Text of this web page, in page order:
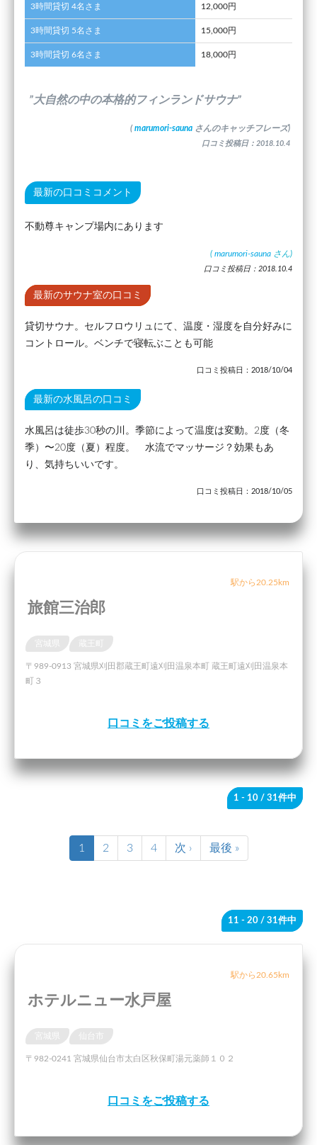
3時間貸切 4名さま 12,000円
3時間貸切 5名さま 15,000円
3時間貸切 6名さま 18,000円
”大自然の中の本格的フィンランドサウナ”
( marumori-sauna さんのキャッチフレーズ)
口コミ投稿日：2018.10.4
最新の口コミコメント
不動尊キャンプ場内にあります
( marumori-sauna さん)
口コミ投稿日：2018.10.4
最新のサウナ室の口コミ
貸切サウナ。セルフロウリュにて、温度・湿度を自分好みに
コントロール。ベンチで寝転ぶことも可能
口コミ投稿日：2018/10/04
最新の水風呂の口コミ
水風呂は徒歩30秒の川。季節によって温度は変動。2度（冬
季）〜20度（夏）程度。 水流でマッサージ？効果もあ
り、気持ちいいです。
口コミ投稿日：2018/10/05
駅から20.25km
旅館三治郎
〒989-0913 宮城県刈田郡蔵王町遠刈田温泉本町 蔵王町遠刈田温泉本
町３
口コミをご投稿する
1 - 10 / 31件中
1 2 3 4 次 › 最後 »
11 - 20 / 31件中
駅から20.65km
ホテルニュー水戸屋
〒982-0241 宮城県仙台市太白区秋保町湯元薬師１０２
口コミをご投稿する